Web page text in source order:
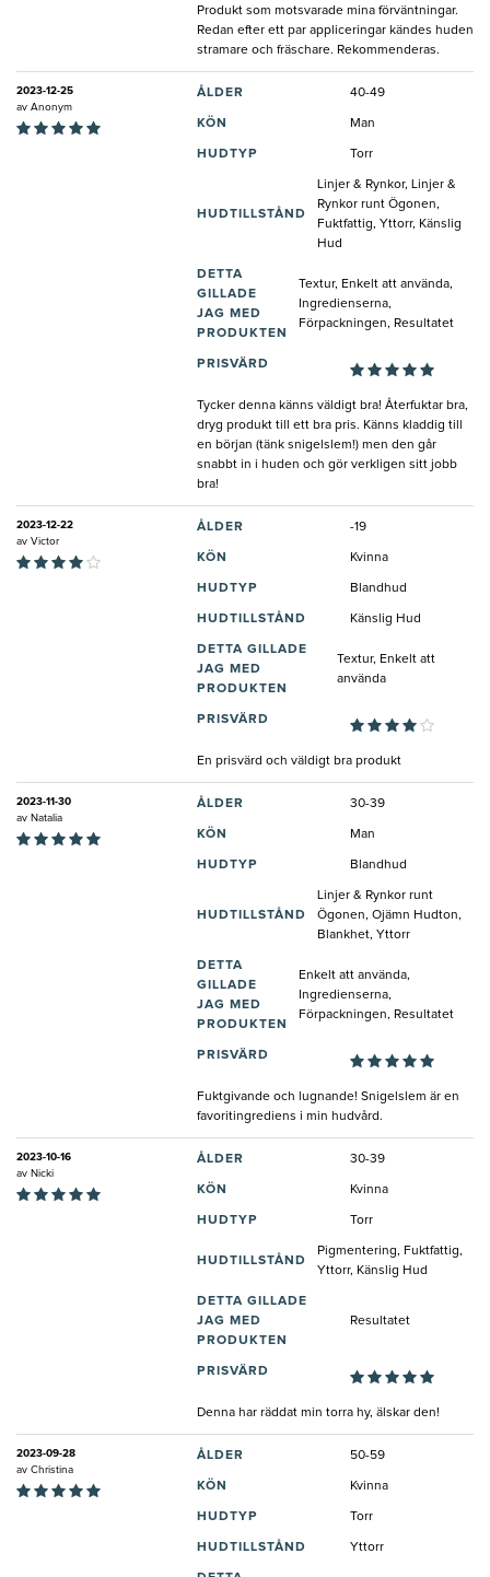
Produkt som motsvarade mina förväntningar.
Redan efter ett par appliceringar kändes huden
stramare och fräschare. Rekommenderas.
2023-12-25
av Anonym
ÅLDER 40-49
KÖN Man
HUDTYP Torr
HUDTILLSTÅND
Linjer & Rynkor, Linjer &
Rynkor runt Ögonen,
Fuktfattig, Yttorr, Känslig
Hud
DETTA
GILLADE
JAG MED
PRODUKTEN
Textur, Enkelt att använda,
Ingredienserna,
Förpackningen, Resultatet
PRISVÄRD
Tycker denna känns väldigt bra! Återfuktar bra,
dryg produkt till ett bra pris. Känns kladdig till
en början (tänk snigelslem!) men den går
snabbt in i huden och gör verkligen sitt jobb
bra!
2023-12-22
av Victor
ÅLDER -19
KÖN Kvinna
HUDTYP Blandhud
HUDTILLSTÅND Känslig Hud
DETTA GILLADE
JAG MED
PRODUKTEN
Textur, Enkelt att
använda
PRISVÄRD
En prisvärd och väldigt bra produkt
2023-11-30
av Natalia
ÅLDER 30-39
KÖN Man
HUDTYP Blandhud
HUDTILLSTÅND
Linjer & Rynkor runt
Ögonen, Ojämn Hudton,
Blankhet, Yttorr
DETTA
GILLADE
JAG MED
PRODUKTEN
Enkelt att använda,
Ingredienserna,
Förpackningen, Resultatet
PRISVÄRD
Fuktgivande och lugnande! Snigelslem är en
favoritingrediens i min hudvård.
2023-10-16
av Nicki
ÅLDER 30-39
KÖN Kvinna
HUDTYP Torr
HUDTILLSTÅND
Pigmentering, Fuktfattig,
Yttorr, Känslig Hud
DETTA GILLADE
JAG MED
PRODUKTEN
Resultatet
PRISVÄRD
Denna har räddat min torra hy, älskar den!
2023-09-28
av Christina
ÅLDER 50-59
KÖN Kvinna
HUDTYP Torr
HUDTILLSTÅND Yttorr